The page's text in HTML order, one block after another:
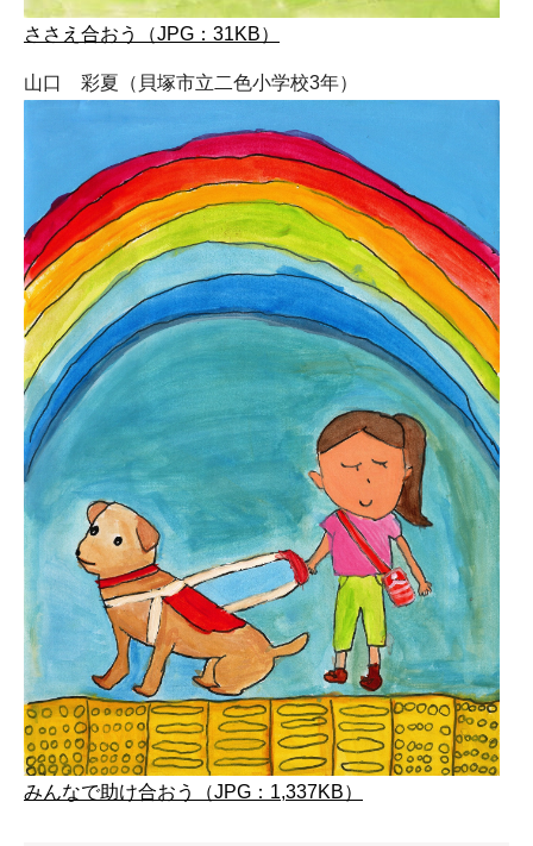
ささえ合おう（JPG：31KB）
山口 彩夏（貝塚市立二色小学校3年）
みんなで助け合おう（JPG：1,337KB）